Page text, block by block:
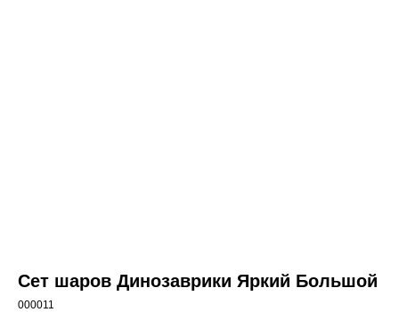
Сет шаров Динозаврики Яркий Большой
000011